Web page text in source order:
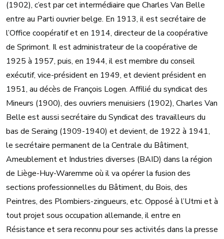
(1902), c’est par cet intermédiaire que Charles Van Belle
entre au Parti ouvrier belge. En 1913, il est secrétaire de
l’Office coopératif et en 1914, directeur de la coopérative
de Sprimont. Il est administrateur de la coopérative de
1925 à 1957, puis, en 1944, il est membre du conseil
exécutif, vice-président en 1949, et devient président en
1951, au décès de François Logen. Affilié du syndicat des
Mineurs (1900), des ouvriers menuisiers (1902), Charles Van
Belle est aussi secrétaire du Syndicat des travailleurs du
bas de Seraing (1909-1940) et devient, de 1922 à 1941,
le secrétaire permanent de la Centrale du Bâtiment,
Ameublement et Industries diverses (BAID) dans la région
de Liège-Huy-Waremme où il va opérer la fusion des
sections professionnelles du Bâtiment, du Bois, des
Peintres, des Plombiers-zingueurs, etc. Opposé à l’Utmi et à
tout projet sous occupation allemande, il entre en
Résistance et sera reconnu pour ses activités dans la presse